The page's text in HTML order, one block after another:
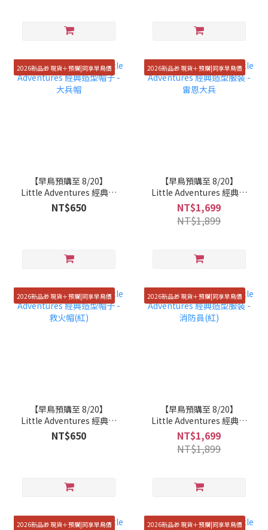
2026新品🎁 現貨＋預購|同享早鳥價
【早鳥預購至 8/20】
Little Adventures 經典造
型帽子 - 大兵帽
NT$650
2026新品🎁 現貨＋預購|同享早鳥價
【早鳥預購至 8/20】
Little Adventures 經典造
型服裝 - 雷恩大兵
NT$1,699
NT$1,899
2026新品🎁 現貨＋預購|同享早鳥價
【早鳥預購至 8/20】
Little Adventures 經典造
型帽子 - 救火帽(紅)
NT$650
2026新品🎁 現貨＋預購|同享早鳥價
【早鳥預購至 8/20】
Little Adventures 經典造
型服裝 - 消防員(紅)
NT$1,699
NT$1,899
2026新品🎁 現貨＋預購|同享早鳥價 2026新品🎁 現貨＋預購|同享早鳥價